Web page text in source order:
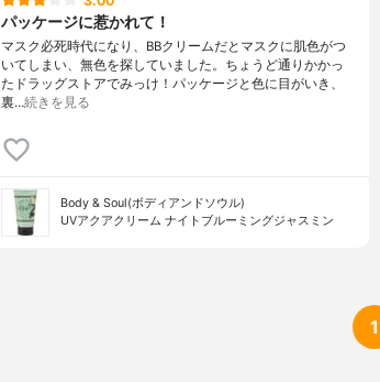
パッケージに惹かれて！
マスク必死時代になり、BBクリームだとマスクに肌色がつ
いてしまい、無色を探していました。ちょうど通りかかっ
たドラッグストアでみっけ！パッケージと色に目がいき、
裏…続きを見る
Body & Soul(ボディアンドソウル)
UVアクアクリーム ナイトブルーミングジャスミン
1